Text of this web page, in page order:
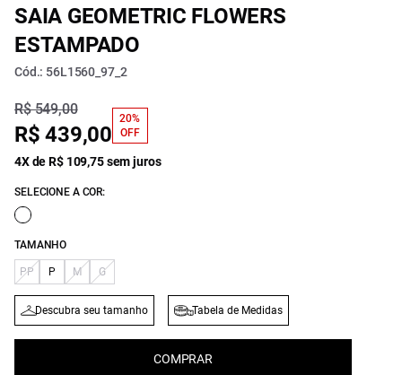
SAIA GEOMETRIC FLOWERS
ESTAMPADO
Cód.: 56L1560_97_2
R$ 549,00
R$ 439,00
20%
OFF
4X de R$ 109,75 sem juros
SELECIONE A COR:
TAMANHO
PP P M G
Descubra seu tamanho Tabela de Medidas
COMPRAR